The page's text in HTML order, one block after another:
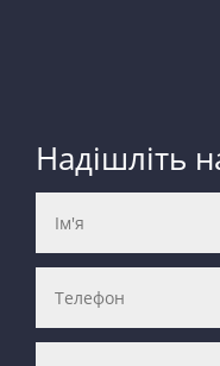
Надішліть